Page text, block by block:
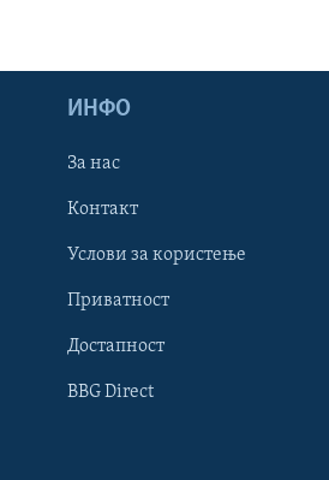
Learning English
НАКУСО...
ИНФО
За нас
Контакт
Услови за користење
Приватност
Достапност
BBG Direct